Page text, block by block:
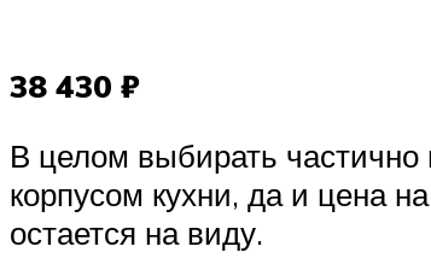
38 430 ₽
В целом выбирать
корпусом кухни, да и цена
остается на виду.